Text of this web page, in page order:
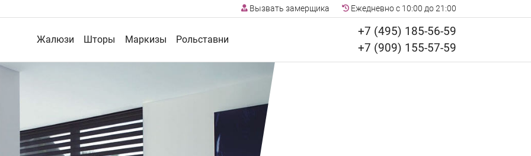
Вызвать замерщика Ежедневно с 10:00 до 21:00
Жалюзи Шторы Маркизы Рольставни
+7 (495) 185-56-59
+7 (909) 155-57-59